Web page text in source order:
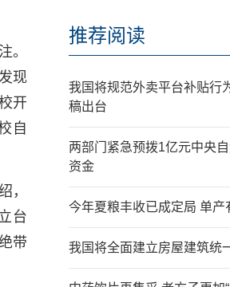
。
现
开
自
，
台
带
推荐阅读
我国将规范外卖平台补贴行
稿出台
两部门紧急预拨1亿元中央
资金
今年夏粮丰收已成定局 单产
我国将全面建立房屋建筑统